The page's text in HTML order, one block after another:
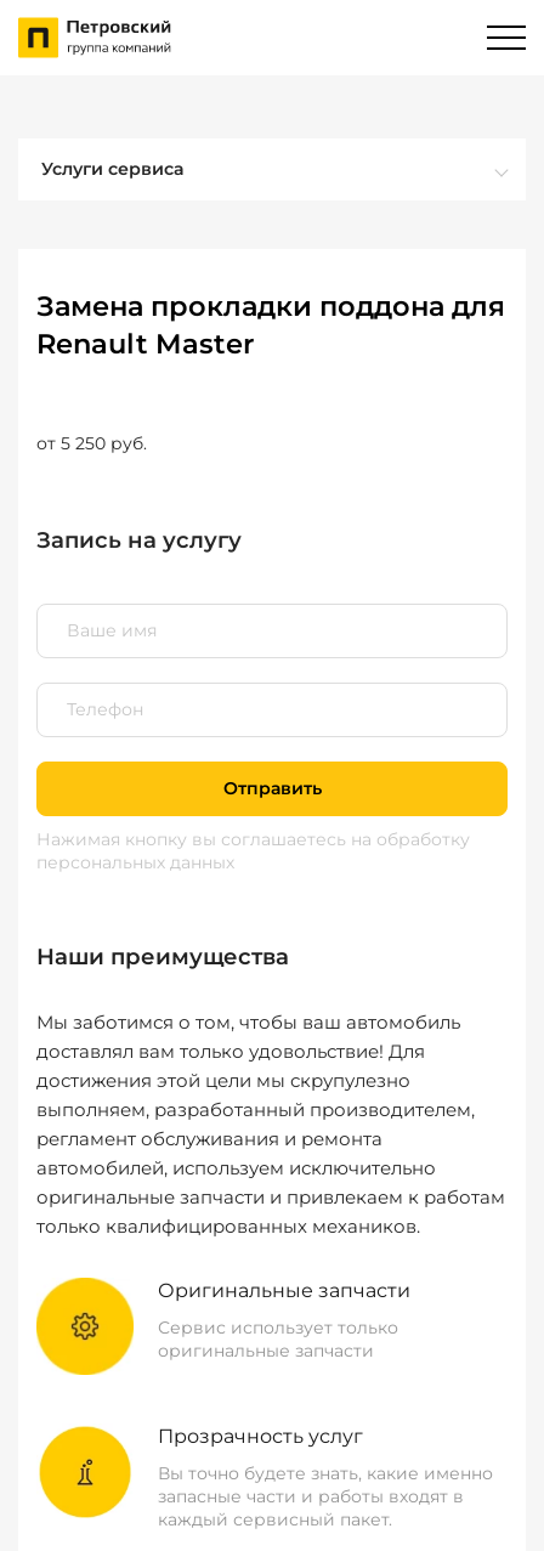
Услуги сервиса
Замена прокладки поддона для
Renault Master
от 5 250 руб.
Запись на услугу
Отправить
Нажимая кнопку вы соглашаетесь на обработку
персональных данных
Наши преимущества
Мы заботимся о том, чтобы ваш автомобиль
доставлял вам только удовольствие! Для
достижения этой цели мы скрупулезно
выполняем, разработанный производителем,
регламент обслуживания и ремонта
автомобилей, используем исключительно
оригинальные запчасти и привлекаем к работам
только квалифицированных механиков.
Оригинальные запчасти
Сервис использует только
оригинальные запчасти
Прозрачность услуг
Вы точно будете знать, какие именно
запасные части и работы входят в
каждый сервисный пакет.